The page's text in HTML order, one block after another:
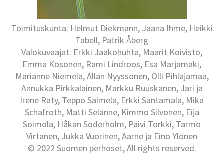
Toimituskunta: Helmut Diekmann, Jaana Ihme, Heikki
Tabell, Patrik Åberg
Valokuvaajat: Erkki Jaakohuhta, Maarit Koivisto,
Emma Kosonen, Rami Lindroos, Esa Marjamäki,
Marianne Niemelä, Allan Nyyssönen, Olli Pihlajamaa,
Annukka Pirkkalainen, Markku Ruuskanen, Jari ja
Irene Räty, Teppo Salmela, Erkki Santamala, Mika
Schafroth, Matti Selänne, Kimmo Silvonen, Eija
Soimola, Håkan Söderholm, Päivi Torkki, Tarmo
Virtanen, Jukka Vuorinen, Aarne ja Eino Ylönen
© 2022 Suomen perhoset, All rights reserved.